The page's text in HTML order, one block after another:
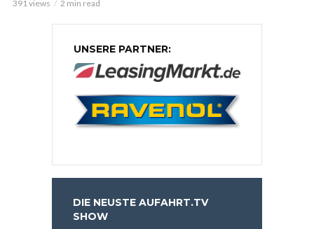
391 views 2 min read
UNSERE PARTNER:
DIE NEUSTE AUFAHRT.TV
SHOW